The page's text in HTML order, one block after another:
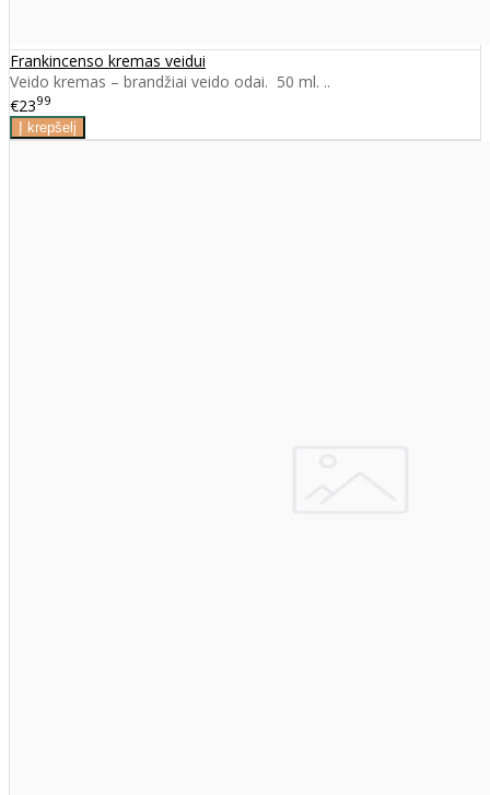
Frankincenso kremas veidui
Veido kremas – brandžiai veido odai. 50 ml. ..
€2399